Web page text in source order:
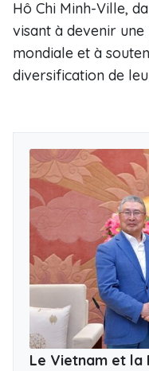
Hô Chi Minh-Ville,
visant à devenir
mondiale et à
diversification de
Le Vietnam et la